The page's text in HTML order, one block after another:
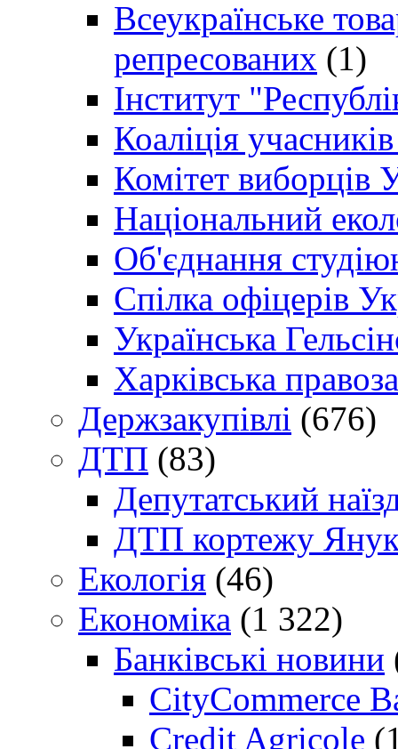
Всеукраїнське
репресованих (1)
Інститут
Коаліція
Комітет виборців
Національний
Об'єднання
Спілка офіцерів
Українська
Харківська
Держзакупівлі (676)
ДТП (83)
Депутатський
ДТП кортежу
Екологія (46)
Економіка (1 322)
Банківські новини
CityCommerce
Credit Agricole